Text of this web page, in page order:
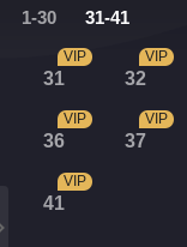
1-30 31-41
31
VIP
32
VIP
36
VIP
37
VIP
41
VIP